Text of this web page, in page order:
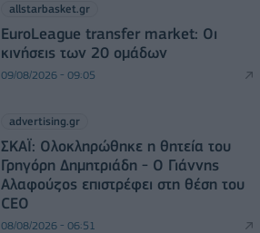
allstarbasket.gr
EuroLeague transfer market: Οι
κινήσεις των 20 ομάδων
09/08/2026 - 09:05
advertising.gr
ΣΚΑΪ: Ολοκληρώθηκε η θητεία του
Γρηγόρη Δημητριάδη - Ο Γιάννης
Αλαφούζος επιστρέφει στη θέση του
CEO
08/08/2026 - 06:51